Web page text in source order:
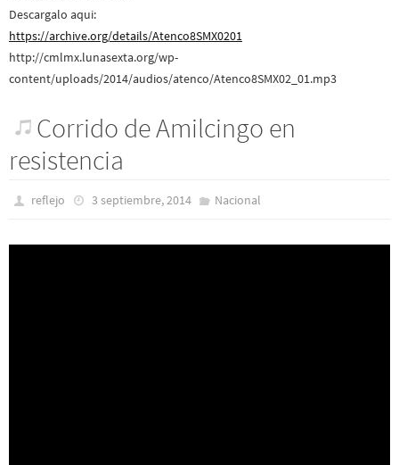
Descargalo aqui:
https://archive.org/details/Atenco8SMX0201
http://cmlmx.lunasexta.org/wp-
content/uploads/2014/audios/atenco/Atenco8SMX02_01.mp3
Corrido de Amilcingo en
resistencia
reflejo 3 septiembre, 2014 Nacional